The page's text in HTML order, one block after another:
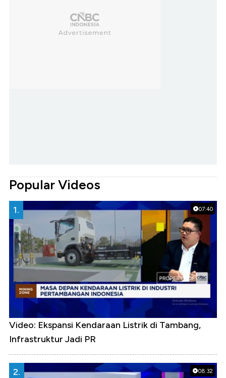
Popular Videos
07:40
1.
Video: Ekspansi Kendaraan Listrik di Tambang,
Infrastruktur Jadi PR
08:32
2.